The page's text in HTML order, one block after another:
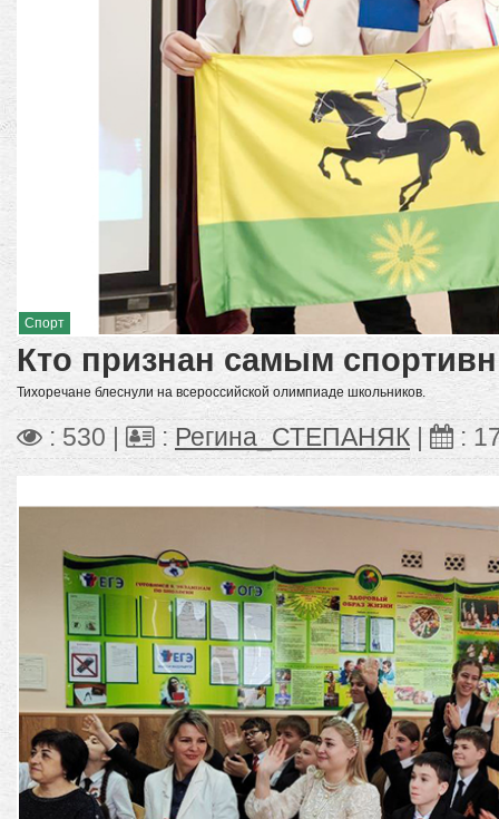
Спорт
Кто признан самым
Тихоречане блеснули на всероссийской олимпиаде школьников.
: 530 | : Регина_СТЕПАНЯК :